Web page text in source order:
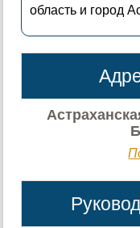
область и город